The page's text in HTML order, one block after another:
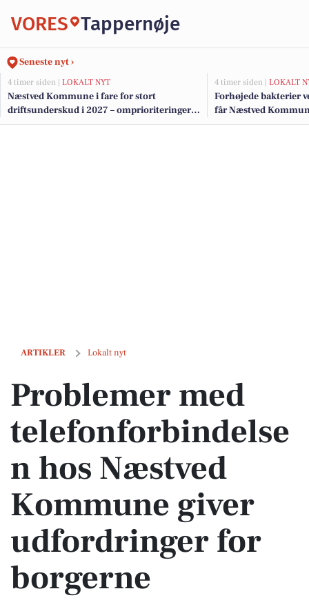
VORES Tappernøje
Seneste nyt ›
4 timer siden | LOKALT NYT
Næstved Kommune i fare for stort
driftsunderskud i 2027 – omprioriteringer
på vej for at bevare velfærden
4 timer siden | LOKALT
Forhøjede bakterier
får Næstved
badning ved Præstø
ARTIKLER Lokalt nyt
Problemer med telefonforbindelsen hos Næstved Kommune giver
Problemer med
telefonforbindelse
n hos Næstved
Kommune giver
udfordringer for
borgerne